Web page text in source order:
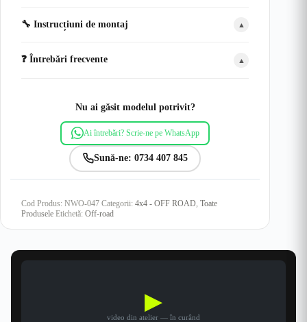
🔧 Instrucțiuni de montaj ▲
❓ Întrebări frecvente ▲
Nu ai găsit modelul potrivit?
Ai întrebări? Scrie-ne pe WhatsApp
Sună-ne: 0734 407 845
Cod Produs: NWO-047 Categorii: 4x4 - OFF ROAD, Toate
Produsele Etichetă: Off-road
▶
video din atelier — în curând